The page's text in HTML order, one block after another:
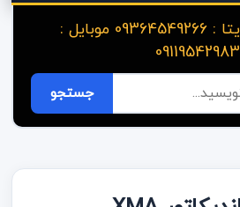
تلگرام - بله - ایتا : 09364549266 موبایل :
09119542983